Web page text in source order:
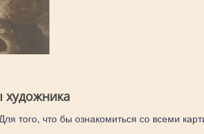
художника
того, что бы ознакомиться со всеми